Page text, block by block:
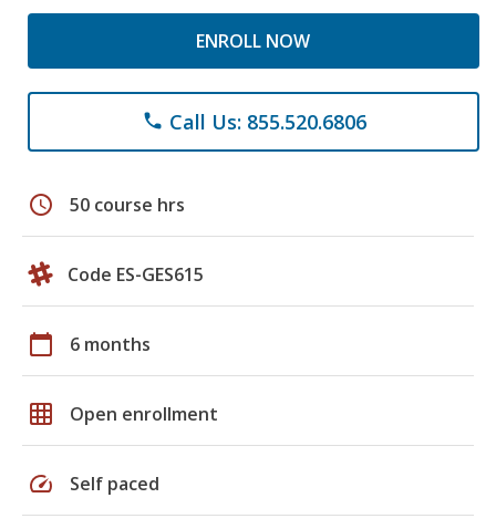
ENROLL NOW
phone Call Us: 855.520.6806
schedule 50 course hrs
Code ES-GES615
calendar_today 6 months
grid_on Open enrollment
speed Self paced